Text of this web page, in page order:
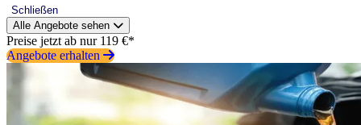
Schließen
Alle Angebote sehen
Preise jetzt ab nur 119 €*
Angebote erhalten